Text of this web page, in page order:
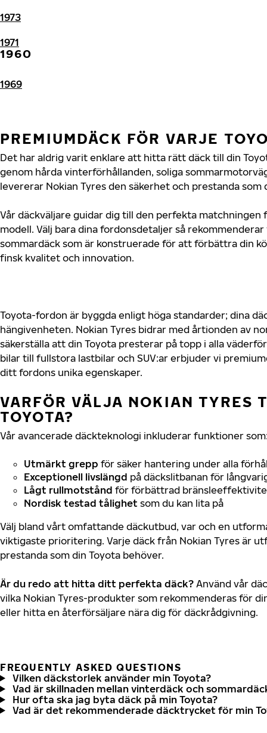
1973
1971
1960
1969
PREMIUMDÄCK FÖR VARJE
Det har aldrig varit enklare att hitta rätt däck till din
genom hårda vinterförhållanden, soliga
levererar Nokian Tyres den säkerhet och prestanda som
Vår däckväljare guidar dig till den perfekta matchningen
modell. Välj bara dina fordonsdetaljer så
sommardäck som är konstruerade för att förbättra din
finsk kvalitet och innovation.
Toyota-fordon är byggda enligt höga standarder; dina
hängivenheten. Nokian Tyres bidrar med årtionden av
säkerställa att din Toyota presterar på topp i alla
bilar till fullstora lastbilar och SUV:ar erbjuder vi
ditt fordons unika egenskaper.
VARFÖR VÄLJA NOKIAN TYRES
TOYOTA?
Vår avancerade däckteknologi inkluderar funktioner
Utmärkt grepp för säker hantering under alla
Exceptionell livslängd på däckslitbanan för
Lågt rullmotstånd för förbättrad
Nordisk testad tålighet som du kan lita på
Välj bland vårt omfattande däckutbud, var och en
viktigaste prioritering. Varje däck från Nokian Tyres är
prestanda som din Toyota behöver.
Är du redo att hitta ditt perfekta däck? Använd vår
vilka Nokian Tyres-produkter som rekommenderas för
eller hitta en återförsäljare nära dig för däckrådgivning.
FREQUENTLY ASKED QUESTIONS
Vilken däckstorlek använder min Toyota?
Vad är skillnaden mellan vinterdäck och
Hur ofta ska jag byta däck på min Toyota?
Vad är det rekommenderade däcktrycket för min